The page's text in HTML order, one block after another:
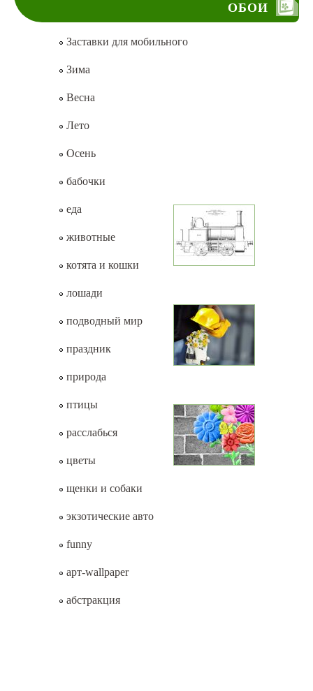
ОБОИ
Заставки для мобильного
Зима
Весна
Лето
Осень
бабочки
еда
животные
котята и кошки
лошади
подводный мир
праздник
природа
птицы
расслабься
цветы
щенки и собаки
экзотические авто
funny
арт-wallpaper
абстракция